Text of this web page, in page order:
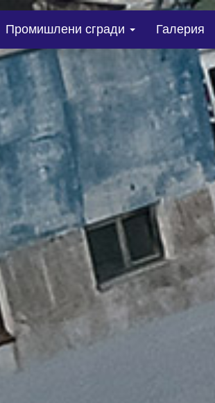
Промишлени сгради Галерия